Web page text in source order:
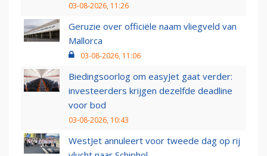
03-08-2026, 11:26
Geruzie over officiële naam vliegveld van
Mallorca
03-08-2026, 11:06
Biedingsoorlog om easyJet gaat verder:
investeerders krijgen dezelfde deadline
voor bod
03-08-2026, 10:43
WestJet annuleert voor tweede dag op rij